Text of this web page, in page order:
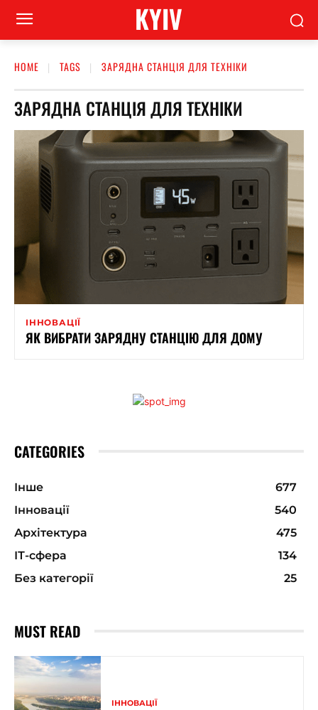
KYIV
HOME TAGS ЗАРЯДНА СТАНЦІЯ ДЛЯ ТЕХНІКИ
ЗАРЯДНА СТАНЦІЯ ДЛЯ ТЕХНІКИ
ІННОВАЦІЇ
ЯК ВИБРАТИ ЗАРЯДНУ СТАНЦІЮ ДЛЯ ДОМУ
CATEGORIES
Інше
677
Інновації
540
Архітектура
475
ІТ-сфера
134
Без категорії
25
MUST READ
ІННОВАЦІЇ